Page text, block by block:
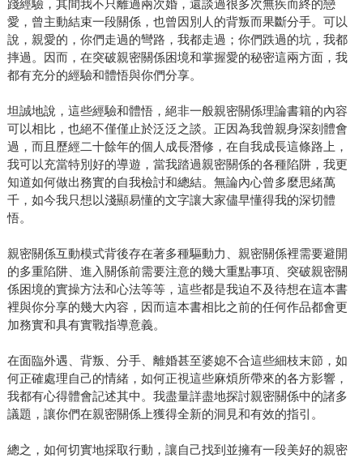
踐經驗，其間我不只離過兩次婚，還談過很多次無疾而終的戀
愛，曾主動結束一段關係，也曾因別人的背叛而果斷分手。可以
說，親愛的，你們走過的彎路，我都走過；你們跌過的坑，我都
摔過。因而，在突破親密關係困境和掌握愛的秘密這兩方面，我
都有充分的經驗和體悟與你們分享。
坦誠地說，這些經驗和體悟，絕非一般親密關係理論書籍的內容
可以相比，也絕不僅僅止於泛泛之談。正因為我曾親身深刻體會
過，而且歷經二十餘年的個人成長潛修，在自我成長這條路上，
我可以充當特別好的導遊，當我踏過親密關係的各種陷阱，我更
知道如何做出務實的自我檢討和總結。無論內心曾多麼思緒萬
千，如今我只想以淺顯易懂的文字讓大家儘早懂得我的深切體
悟。
親密關係互動模式背後存在著多種驅動力、親密關係裡需要避開
的多重陷阱、進入關係前需要注意的幾大重點事項、突破親密關
係困境的實操方法和心法等等，這些都是我迫不及待想在這本書
裡與你分享的幾大內容，因而這本書相比之前的任何作品都會更
加務實和具有實戰指導意義。
在面臨外遇、背叛、分手、離婚甚至婆媳不合這些細枝末節，如
何正確處理自己的情緒，如何正視這些麻煩所帶來的各方影響，
我都有心得體會記述其中。我盡量詳盡地探討親密關係中的諸多
議題，讓你們在親密關係上獲得全新的洞見和有效的指引。
總之，如何切實地採取行動，讓自己找到並擁有一段美好的親密